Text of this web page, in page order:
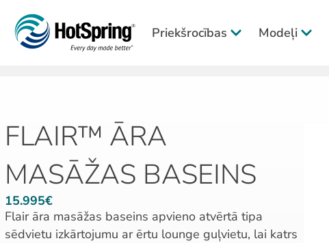
Priekšrocības Modeļi
FLAIR™ ĀRA
MASĀŽAS BASEINS
15.995€
Flair āra masāžas baseins apvieno atvērtā tipa
sēdvietu izkārtojumu ar ērtu lounge guļvietu, lai katrs